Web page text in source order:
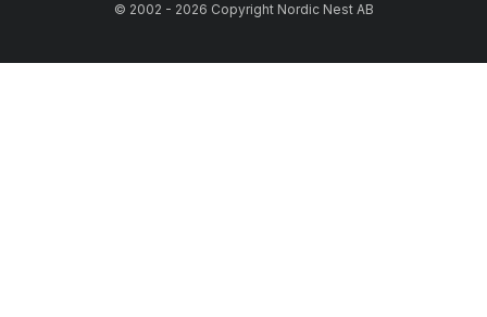
© 2002 - 2026 Copyright Nordic Nest AB